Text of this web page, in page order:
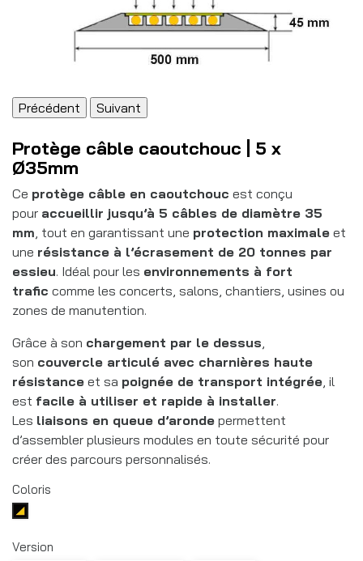
Précédent Suivant
Protège câble caoutchouc | 5 x
Ø35mm
Ce protège câble en caoutchouc est conçu
pour accueillir jusqu’à 5 câbles de diamètre 35
mm, tout en garantissant une protection maximale et
une résistance à l’écrasement de 20 tonnes par
essieu. Idéal pour les environnements à fort
trafic comme les concerts, salons, chantiers, usines ou
zones de manutention.
Grâce à son chargement par le dessus,
son couvercle articulé avec charnières haute
résistance et sa poignée de transport intégrée, il
est facile à utiliser et rapide à installer.
Les liaisons en queue d’aronde permettent
d’assembler plusieurs modules en toute sécurité pour
créer des parcours personnalisés.
Coloris
Version